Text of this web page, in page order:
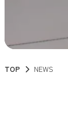
TOP NEWS